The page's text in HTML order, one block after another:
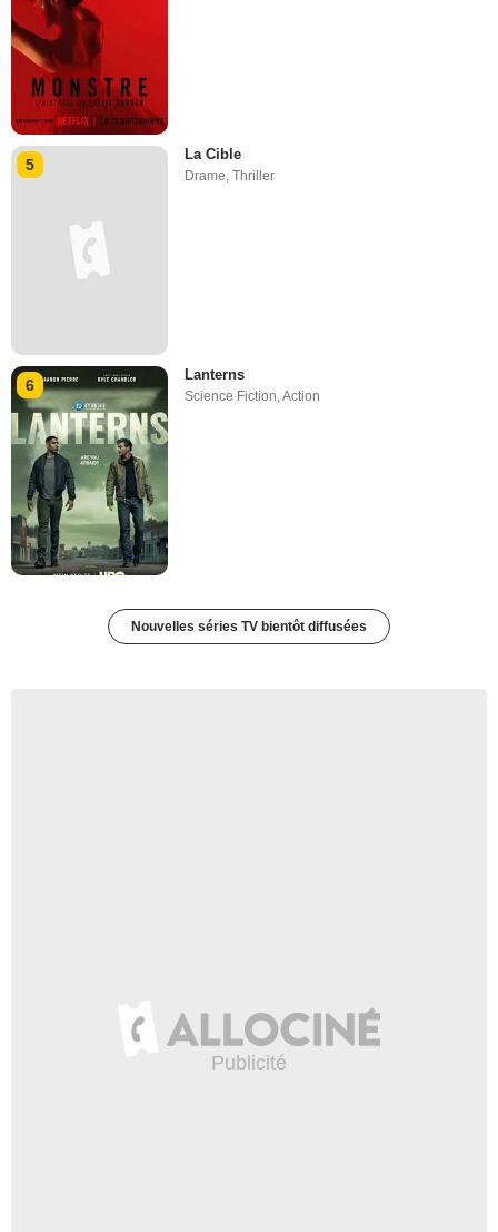
5
La Cible
Drame ,Thriller
6
Lanterns
Science Fiction,Action
Nouvelles séries TV bientôt diffusées